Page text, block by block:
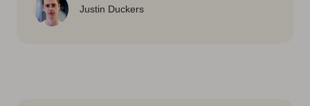
Justin Duckers